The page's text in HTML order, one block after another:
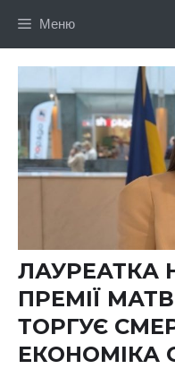
Меню
ЛАУРЕАТКА
ПРЕМІЇ
ТОРГУЄ
ЕКОНОМІКА